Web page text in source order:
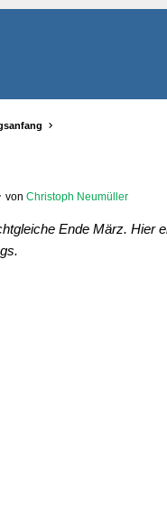
von Christoph Neumüller
Ende März. Hier